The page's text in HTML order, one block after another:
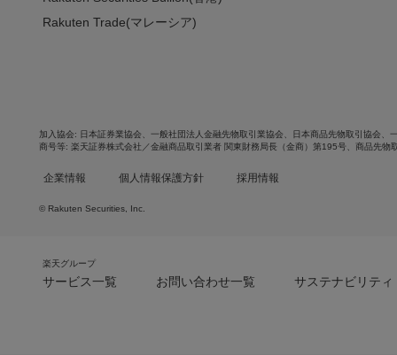
Rakuten Trade(マレーシア)
加入協会 日本証券業協会 一般社団法人金融先物取引業協会 日本商品先物取引協会
商号等
楽天証券株式会社／金融商品取引業者 関東財務局長（金商）第195号、商品先物
企業情報 個人情報保護方針 採用情報
© Rakuten Securities, Inc.
楽天グループ
サービス一覧 お問い合わせ一覧 サステナビリティ